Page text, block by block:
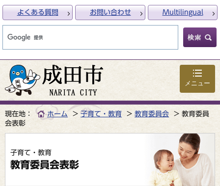
メニュー
よくある質問 お問い合わせ Multilingual
現在地： ホーム 子育て・教育 教育委員会
教育委員
会表彰
子育て・教育
教育委員会表彰